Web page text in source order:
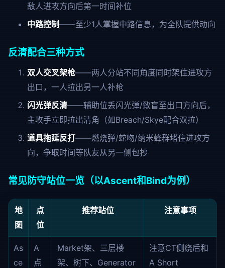
敌人进攻方向后第一时间补位
中路控制——至少1人掌握中路信息，为全队提供动向
反清配合三种方式
双人交叉架枪——两人分站不同角度同时架住进攻方
出口，一人拉出另一人补枪
闪光弹反清——辅助位丢闪光弹/致盲至出口方向后，
主攻手立即拉出清角（如Breach/Skye配合双拉）
道具拖延反打——燃烧弹/蛇吻/纳米蜂群堵住进攻方
向，争取时间等队友从另一侧包抄
常见防守站位一览（以Ascent和Bind为例）
地
图
点
位
推荐站位 注意事项
As
ce
A
点
Market架、三层楼
架、树下、Generator
注意CT侧绕后和
A Short